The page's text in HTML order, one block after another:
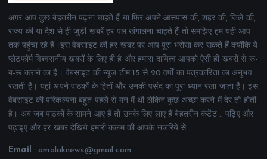
अगर आप कुछ बेहतरीन पढ़ना चाहते हैं या फिर अपने आसपास की, शहर की, जिले की,
राज्य की या देश से ही जुड़ी खबरें हर पल खंगालना चाहते हैं तो समझिए हम यही आप
तक पहुंचा रहे हैं।इस वेबसाइट की हर खबर पर आप पूरा भरोसा कर सकते हैं क्योंकि ये
प्लेटफॉर्म विश्वसनीय खबरों के लिए ही है और हमारा दायित्व आपको ऐसी ही खबरों से रू-
ब-रू कराने का है। वेबसाइट की न्यूज टीम 15 से 20 वर्षों का पत्रकारिता का अनुभव
रखती है। यहां अपने पाठकों के हितों और उनकी पसंद का पूरा ध्यान रखा जाता है। इस
वेबसाइट की परिकल्पना बहुत पहले से मन में थी लेकिन कुछ अच्छा करने में देर तो होती
है। अब जब पाठकों के सामने आए हैं तो उनके लिए लाए हैं बेहतरीन कंटेंट .. पढ़िए और
पढ़ाइए और हर खबर देखिये हमारी कलम की आपके नजरिये से ..
Email : amolaknews@gmail.com